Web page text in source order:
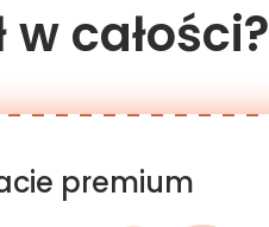
całości?
premium